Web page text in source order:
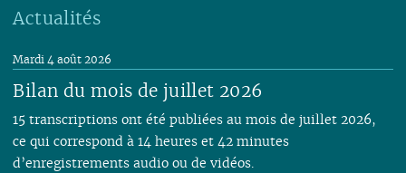
Actualités
Bilan du mois de juillet 2026
Mardi 4 août 2026
15 transcriptions ont été publiées au mois de juillet 2026,
ce qui correspond à 14 heures et 42 minutes
d’enregistrements audio ou de vidéos.